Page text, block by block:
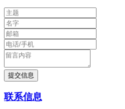
联系信息